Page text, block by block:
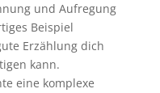
und Aufregung
Beispiel
Erzählung dich
kann.
eine komplexe